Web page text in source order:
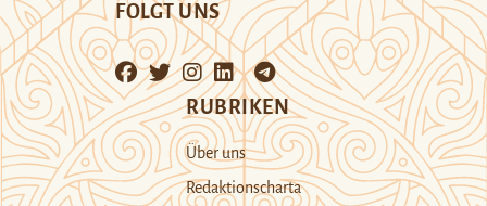
FOLGT UNS
RUBRIKEN
Über uns
Redaktionscharta